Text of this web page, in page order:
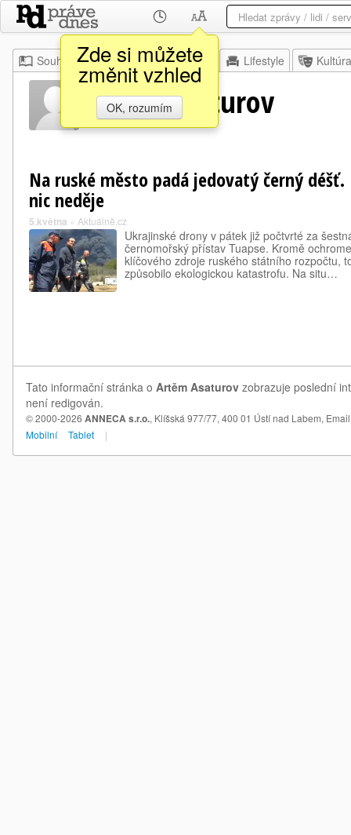
Zde si můžete
změnit vzhled
OK, rozumím
Souhrn Moje Z domova Lifestyle Kultúra
Artěm Asaturov
Na ruské město padá jedovatý černý
nic neděje
5.května » Aktuálně.cz
Ukrajinské drony v pátek již počtvrté za
černomořský přístav Tuapse. Kromě
klíčového zdroje ruského státního rozpočtu,
způsobilo ekologickou katastrofu. Na situ…
Tato informační stránka o Artěm Asaturov zobrazuje poslední
není redigován.
© 2000-2026 ANNECA s.r.o., Klíšská 977/77, 400 01 Ústí nad Labem,
Mobilní
Tablet |